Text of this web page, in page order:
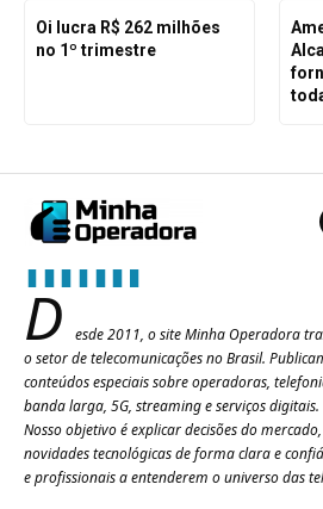
Oi lucra R$ 262 milhões
no 1º trimestre
D
esde 2011, o site Minha Operadora
o setor de telecomunicações no Brasil.
conteúdos especiais sobre operadoras,
banda larga, 5G, streaming e serviços digitais.
Nosso objetivo é explicar decisões do
novidades tecnológicas de forma clara e
e profissionais a entenderem o universo das